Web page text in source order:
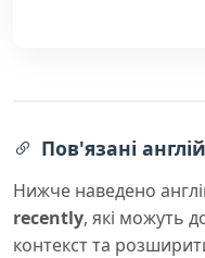
Пов'язані
Нижче наведено
recently, які можуть
контекст та